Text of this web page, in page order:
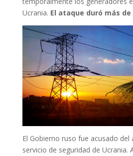
Ucrania. El ataque duró más de
El Gobierno ruso fue acusado
servicio de seguridad de Ucrania.